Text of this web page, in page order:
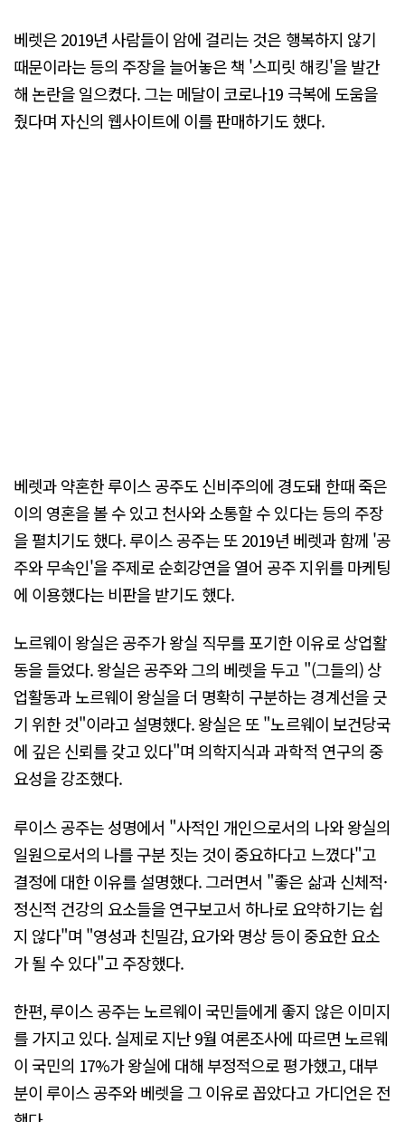
베렛은 2019년 사람들이 암에 걸리는 것은 행복하지 않기
때문이라는 등의 주장을 늘어놓은 책 '스피릿 해킹'을 발간
해 논란을 일으켰다. 그는 메달이 코로나19 극복에 도움을
줬다며 자신의 웹사이트에 이를 판매하기도 했다.
베렛과 약혼한 루이스 공주도 신비주의에 경도돼 한때 죽은
이의 영혼을 볼 수 있고 천사와 소통할 수 있다는 등의 주장
을 펼치기도 했다. 루이스 공주는 또 2019년 베렛과 함께 '공
주와 무속인'을 주제로 순회강연을 열어 공주 지위를 마케팅
에 이용했다는 비판을 받기도 했다.
노르웨이 왕실은 공주가 왕실 직무를 포기한 이유로 상업활
동을 들었다. 왕실은 공주와 그의 베렛을 두고 "(그들의) 상
업활동과 노르웨이 왕실을 더 명확히 구분하는 경계선을 긋
기 위한 것"이라고 설명했다. 왕실은 또 "노르웨이 보건당국
에 깊은 신뢰를 갖고 있다"며 의학지식과 과학적 연구의 중
요성을 강조했다.
루이스 공주는 성명에서 "사적인 개인으로서의 나와 왕실의
일원으로서의 나를 구분 짓는 것이 중요하다고 느꼈다"고
결정에 대한 이유를 설명했다. 그러면서 "좋은 삶과 신체적·
정신적 건강의 요소들을 연구보고서 하나로 요약하기는 쉽
지 않다"며 "영성과 친밀감, 요가와 명상 등이 중요한 요소
가 될 수 있다"고 주장했다.
한편, 루이스 공주는 노르웨이 국민들에게 좋지 않은 이미지
를 가지고 있다. 실제로 지난 9월 여론조사에 따르면 노르웨
이 국민의 17%가 왕실에 대해 부정적으로 평가했고, 대부
분이 루이스 공주와 베렛을 그 이유로 꼽았다고 가디언은 전